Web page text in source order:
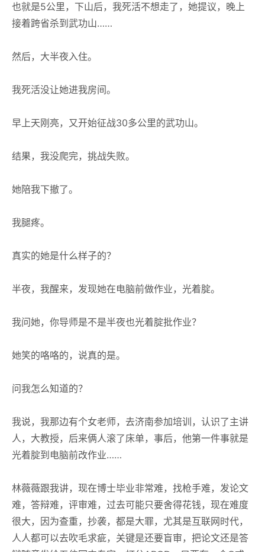
也就是5公里，下山后，我死活不想走了，她提议，晚上
接着跨省杀到武功山……
然后，大半夜入住。
我死活没让她进我房间。
早上天刚亮，又开始征战30多公里的武功山。
结果，我没爬完，挑战失败。
她陪我下撤了。
我腿疼。
真实的她是什么样子的？
半夜，我醒来，发现她在电脑前做作业，光着腚。
我问她，你导师是不是半夜也光着腚批作业？
她笑的咯咯的，说真的是。
问我怎么知道的？
我说，我那边有个女老师，去济南参加培训，认识了主讲
人，大教授，后来俩人滚了床单，事后，他第一件事就是
光着腚到电脑前改作业……
林薇薇跟我讲，现在博士毕业非常难，找枪手难，发论文
难，答辩难，评审难，过去可能只要舍得花钱，现在难度
很大，因为查重，抄袭，都是大罪，尤其是互联网时代，
人人都可以去吹毛求疵，关键是还要盲审，把论文还是答